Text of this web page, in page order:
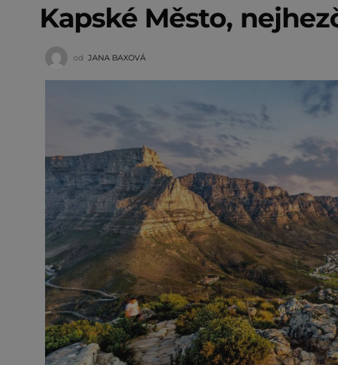
Kapské Město,
od JANA BAXOVÁ